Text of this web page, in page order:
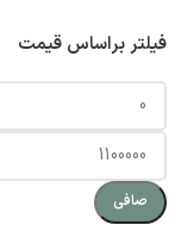
فیلتر براساس قیمت
صافی